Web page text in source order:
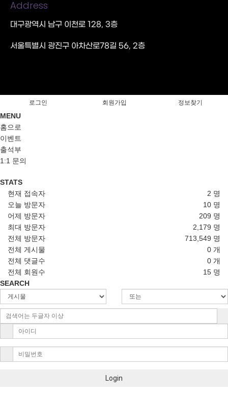
Address
대구광역시 남구 이천로 128, 3층
서울특별시 광진구 아차산로78길 56, 2층
로그인 회원가입 정보찾기
MENU
홈으로
이벤트
출석부
1:1 문의
STATS
2 명
현재 접속자
10 명
오늘 방문자
209 명
어제 방문자
2,179 명
최대 방문자
713,549 명
전체 방문자
0 개
전체 게시물
0 개
전체 댓글수
15 명
전체 회원수
SEARCH
Login